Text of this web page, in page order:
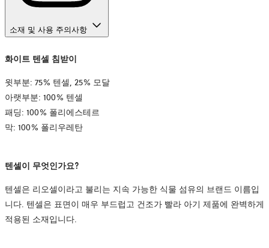
소재 및 사용 주의사항
화이트 텐셀 침받이
윗부분: 75% 텐셀, 25% 모달
아랫부분: 100% 텐셀
패딩: 100% 폴리에스테르
막: 100% 폴리우레탄
텐셀이 무엇인가요?
텐셀은 리오셀이라고 불리는 지속 가능한 식물 섬유의 브랜드 이름입
니다. 텐셀은 표면이 매우 부드럽고 건조가 빨라 아기 제품에 완벽하게
적용된 소재입니다.